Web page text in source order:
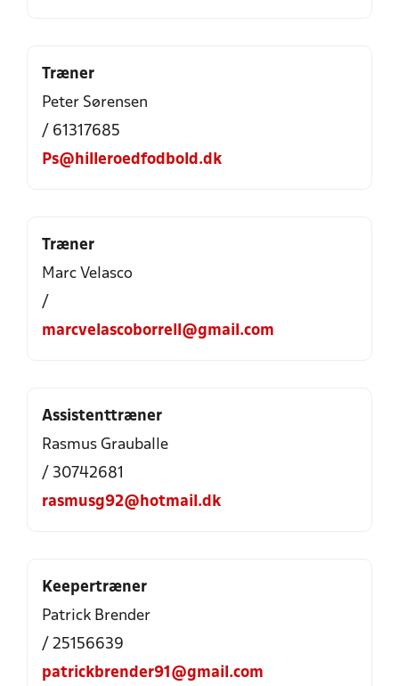
Træner
Peter Sørensen
/ 61317685
Ps@hilleroedfodbold.dk
Træner
Marc Velasco
/
marcvelascoborrell@gmail.com
Assistenttræner
Rasmus Grauballe
/ 30742681
rasmusg92@hotmail.dk
Keepertræner
Patrick Brender
/ 25156639
patrickbrender91@gmail.com